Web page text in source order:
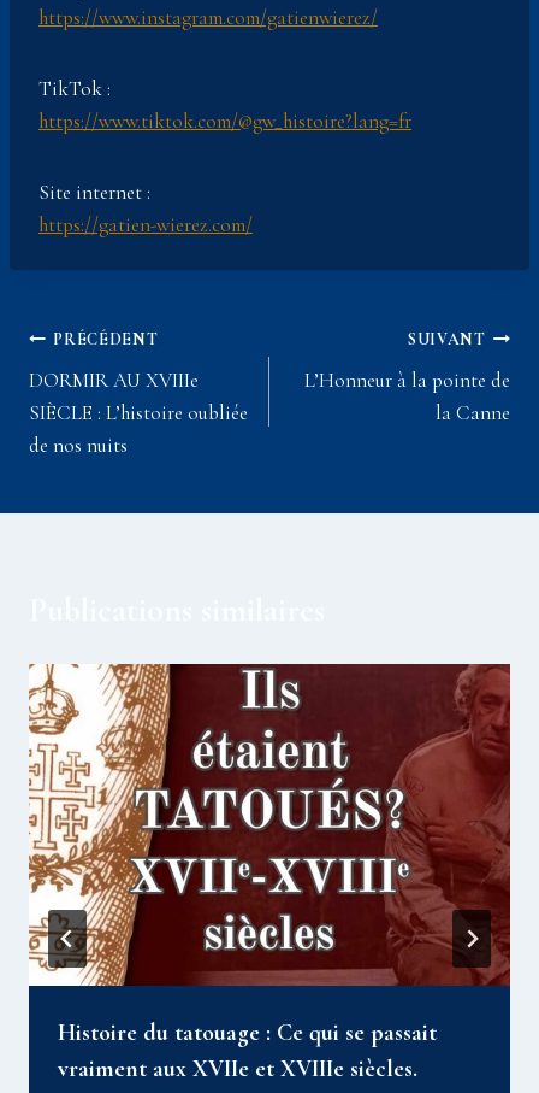
https://www.instagram.com/gatienwierez/
TikTok :
https://www.tiktok.com/@gw_histoire?lang=fr
Site internet :
https://gatien-wierez.com/
Navigation
de
l’article
PRÉCÉDENT
DORMIR AU XVIIIe
SIÈCLE : L’histoire oubliée
de nos nuits
SUIVANT
L’Honneur à la pointe de
la Canne
Histoire du tatouage : Ce qui se passait
vraiment aux XVIIe et XVIIIe siècles.